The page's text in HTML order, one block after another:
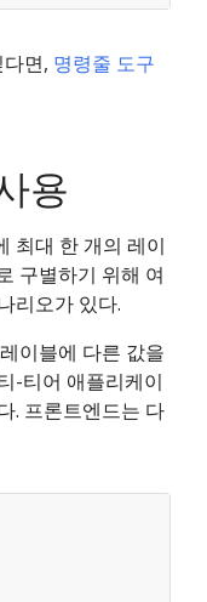
면, 명령줄 도구
용
최대 한 개의 레이
구별하기 위해 여
리오가 있다.
레이블에 다른 값을
-티어 애플리케이
. 프론트엔드는 다